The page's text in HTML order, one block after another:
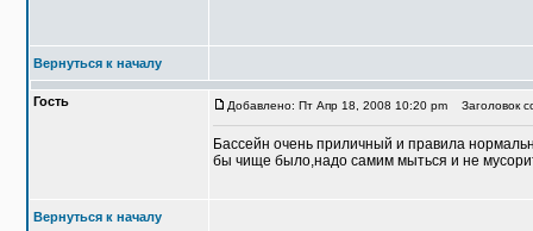
Вернуться к началу
Гость Добавлено: Пт Апр 18, 2008 10:20 pm Заголовок
Бассейн очень приличный и правила
бы чище было,надо самим мыться и не
Вернуться к началу